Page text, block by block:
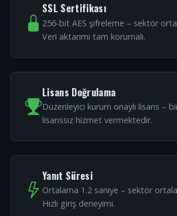
SSL Sertifikası
256-bit AES şifreleme – sektör
Veri aktarımı tam korumalı.
Lisans Doğrulama
Düzenleyici kurum onaylı lisans –
lisanssız hizmet vermektedir.
Yanıt Süresi
Ortalama 1.2 saniye – sektör
Hızlı giriş deneyimi.